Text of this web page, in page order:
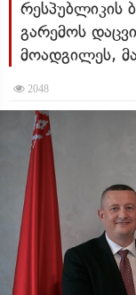
რესპუბლიკის
გარემოს
მოადგილეს,
2048